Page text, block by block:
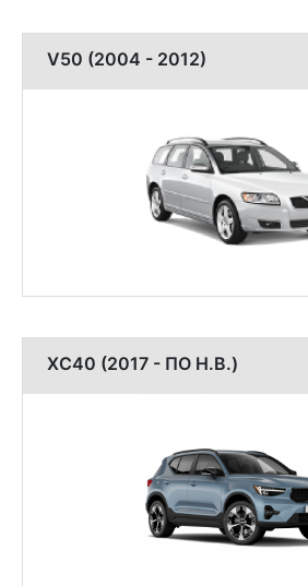
V50 (2004 - 2012)
XC40 (2017 - ПО Н.В.)